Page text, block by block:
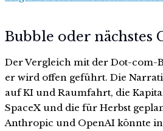
Bubble oder nächstes
Der Vergleich mit der Dot-com-
er wird offen geführt. Die
auf KI und Raumfahrt, die
SpaceX und die für Herbst
Anthropic und OpenAI könnte